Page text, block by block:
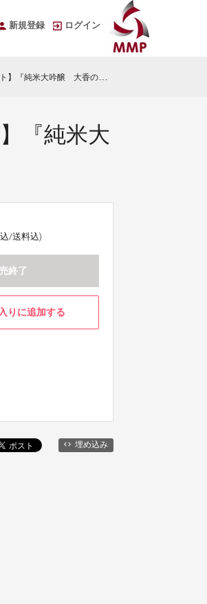
新規登録 ログイン
大香の蔵』『ヨーグルトのお酒』
『純米大
/送料込)
終了
りに追加する
埋め込み